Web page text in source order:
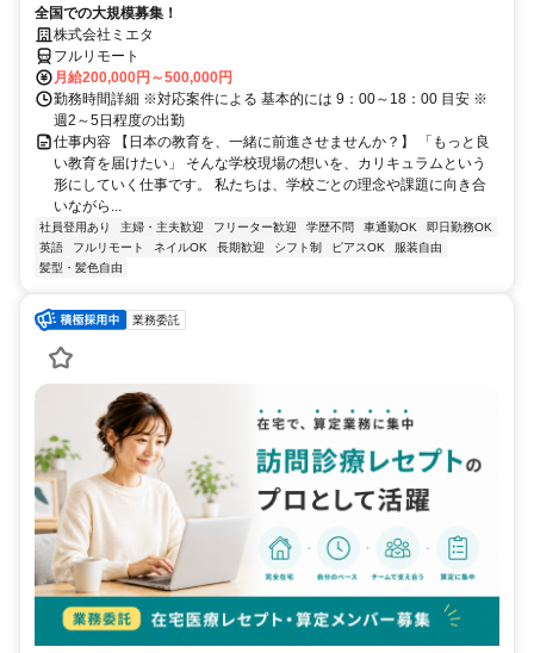
全国での大規模募集！
株式会社ミエタ
フルリモート
月給200,000円～500,000円
勤務時間詳細 ※対応案件による 基本的には 9：00～18：00 目安 ※
週2～5日程度の出勤
仕事内容 【日本の教育を、一緒に前進させませんか？】 「もっと良
い教育を届けたい」 そんな学校現場の想いを、カリキュラムという
形にしていく仕事です。 私たちは、学校ごとの理念や課題に向き合
いながら...
社員登用あり 主婦・主夫歓迎 フリーター歓迎 学歴不問 車通勤OK
即日勤務OK
英語
フルリモート ネイルOK 長期歓迎 シフト制 ピアスOK
服装自由
髪型・髪色自由
業務委託